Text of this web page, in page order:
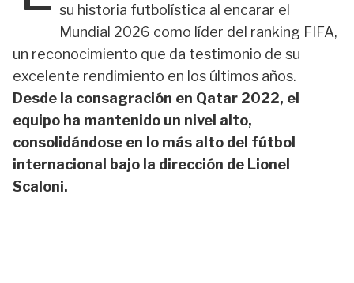
su historia futbolística al encarar el
Mundial 2026 como líder del ranking FIFA,
un reconocimiento que da testimonio de su
excelente rendimiento en los últimos años.
Desde la consagración en Qatar 2022, el
equipo ha mantenido un nivel alto,
consolidándose en lo más alto del fútbol
internacional bajo la dirección de Lionel
Scaloni.